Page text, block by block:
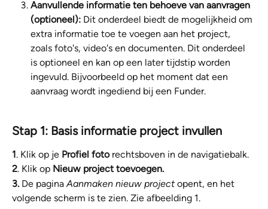
Aanvullende informatie ten behoeve van aanvragen
(optioneel): Dit onderdeel biedt de mogelijkheid om
extra informatie toe te voegen aan het project,
zoals foto's, video's en documenten. Dit onderdeel
is optioneel en kan op een later tijdstip worden
ingevuld. Bijvoorbeeld op het moment dat een
aanvraag wordt ingediend bij een Funder.
Stap 1: Basis informatie project invullen
1. Klik op je Profiel foto rechtsboven in de navigatiebalk.
2. Klik op Nieuw project toevoegen.
3. De pagina Aanmaken nieuw project opent, en het
volgende scherm is te zien. Zie afbeelding 1.